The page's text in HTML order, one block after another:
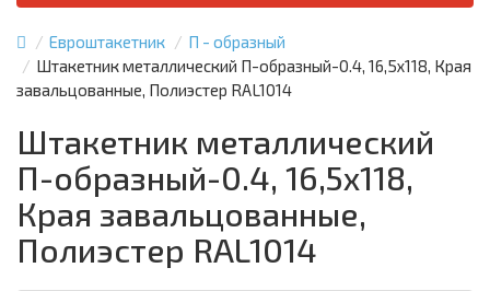
Евроштакетник
П - образный
Штакетник металлический П-образный-0.4, 16,5х118, Края
завальцованные, Полиэстер RAL1014
Штакетник металлический
П-образный-0.4, 16,5х118,
Края завальцованные,
Полиэстер RAL1014